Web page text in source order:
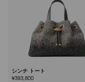
シンチ トート
¥393,800